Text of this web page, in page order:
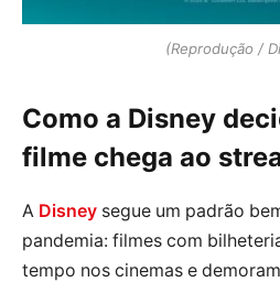
(Reprodução /
Como a Disney
filme chega ao
A Disney segue um padrão
pandemia: filmes com
tempo nos cinemas e